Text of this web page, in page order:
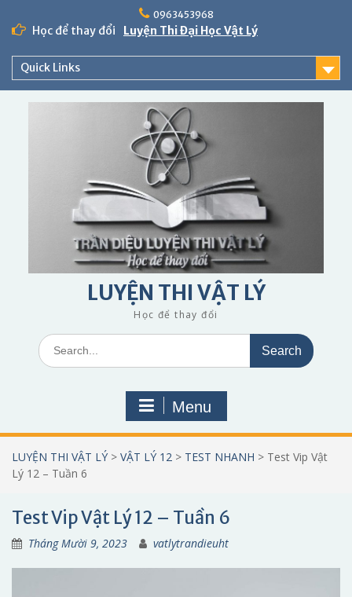
content
0963453968
Học để thay đổi Luyện Thi Đại Học Vật Lý
Quick Links
LUYỆN THI VẬT LÝ
Học để thay đổi
Search
for:
Menu
LUYỆN THI VẬT LÝ > VẬT LÝ 12 > TEST NHANH > Test Vip Vật
Lý 12 – Tuần 6
Test Vip Vật Lý 12 – Tuần 6
Tháng Mười 9, 2023 vatlytrandieuht